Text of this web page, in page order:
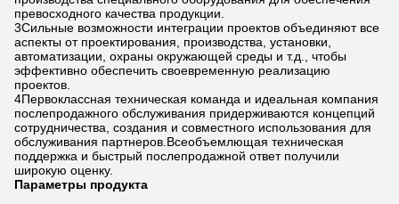
превосходного качества продукции.
3Сильные возможности интеграции проектов объединяют все
аспекты от проектирования, производства, установки,
автоматизации, охраны окружающей среды и т.д., чтобы
эффективно обеспечить своевременную реализацию
проектов.
4Первоклассная техническая команда и идеальная компания
послепродажного обслуживания придерживаются концепций
сотрудничества, создания и совместного использования для
обслуживания партнеров.Всеобъемлющая техническая
поддержка и быстрый послепродажной ответ получили
широкую оценку.
Параметры продукта